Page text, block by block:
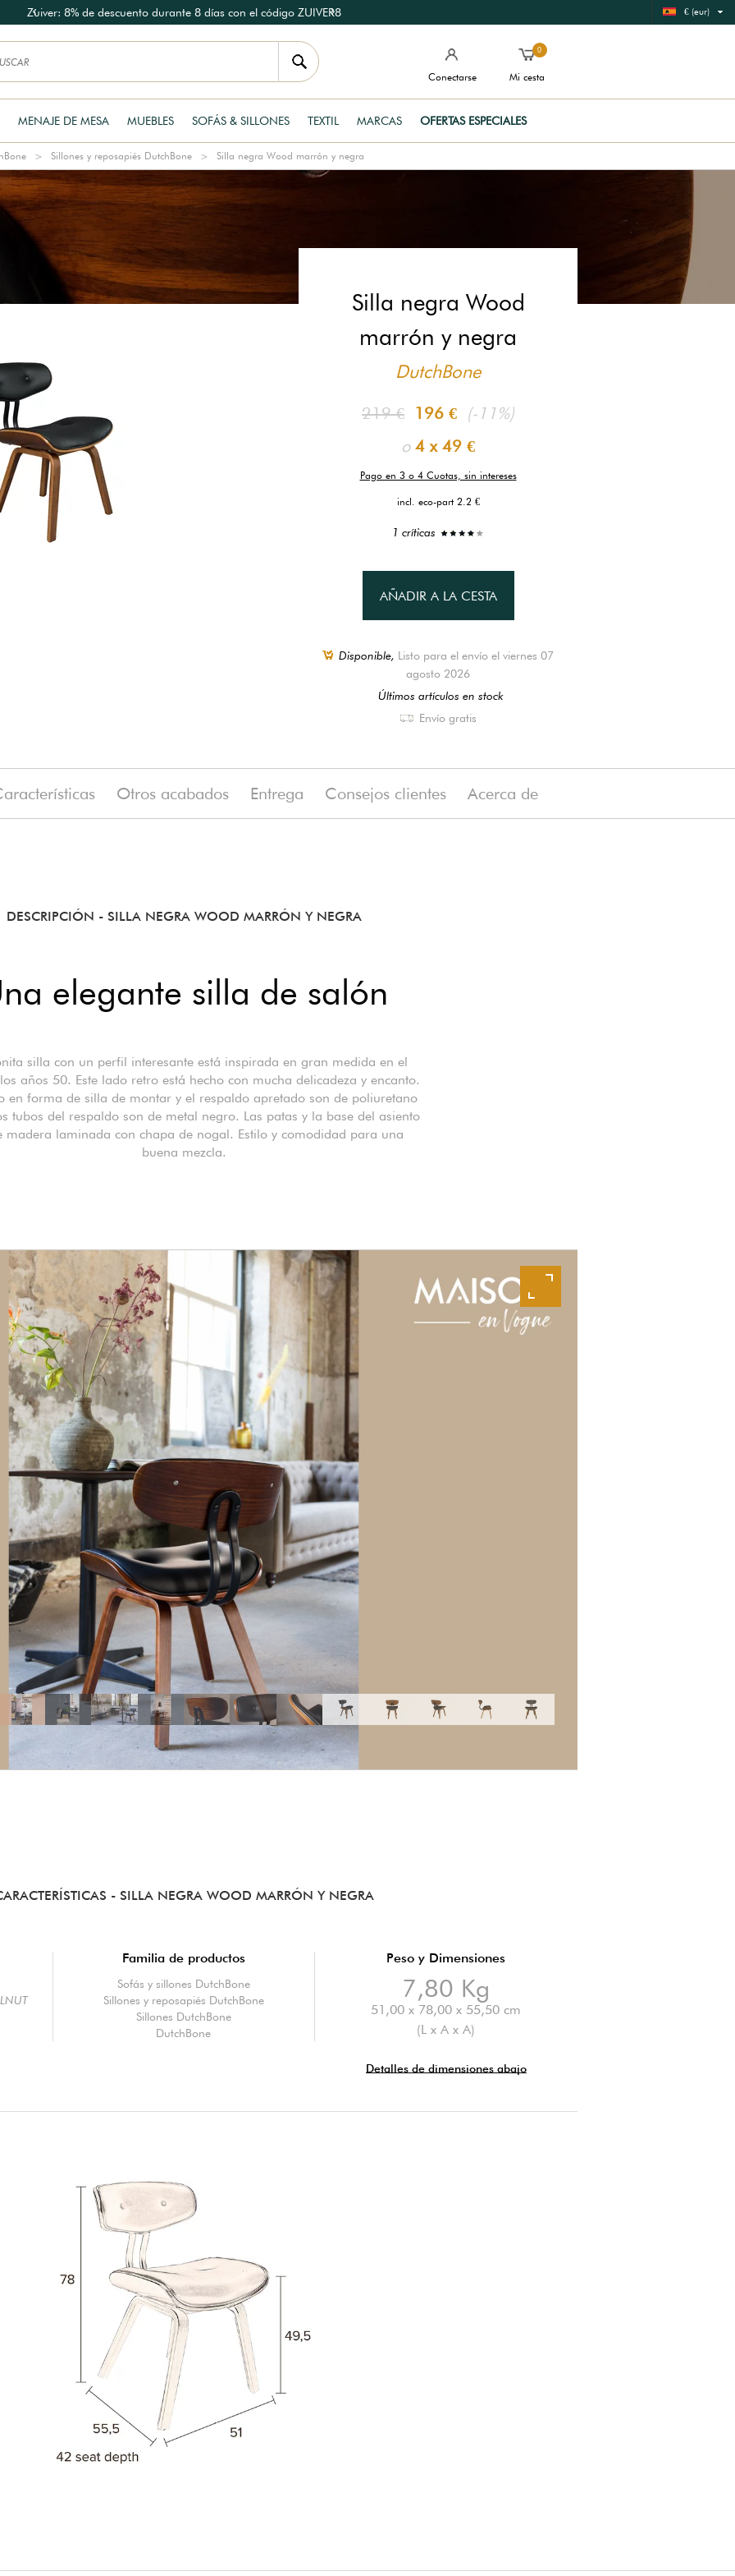
Zuiver: 8% de descuento durante 8 días con el código ZUIVER8 € (eur)
Conectarse
0
Mi cesta
MENAJE DE MESA MUEBLES SOFÁS & SILLONES TEXTIL MARCAS OFERTAS ESPECIALES
Sillones y reposapiés DutchBone Silla negra Wood marrón y negra
Silla negra Wood
marrón y negra
DutchBone
219 € 196 € (-11%)
o4 x 49 €
Pago en 3 o 4 Cuotas, sin intereses
incl. eco-part 2.2 €
1 críticas
AÑADIR A LA CESTA
Disponible, Listo para el envío el viernes 07
agosto 2026
Últimos artículos en stock
Envío gratis
Otros acabados Entrega Consejos clientes Acerca de
(-11%) o 49 €
DESCRIPCIÓN - SILLA NEGRA WOOD MARRÓN Y NEGRA
elegante silla de salón
silla con un perfil interesante está inspirada en gran medida en el
años 50. Este lado retro está hecho con mucha delicadeza y encanto.
en forma de silla de montar y el respaldo apretado son de poliuretano
tubos del respaldo son de metal negro. Las patas y la base del asiento
madera laminada con chapa de nogal. Estilo y comodidad para una
buena mezcla.
- SILLA NEGRA WOOD MARRÓN Y NEGRA
Familia de productos
Sofás y sillones DutchBone
Sillones y reposapiés DutchBone
Sillones DutchBone
DutchBone
Peso y Dimensiones
7,80 Kg
51,00 x 78,00 x 55,50 cm
(L x A x A)
Detalles de dimensiones abajo